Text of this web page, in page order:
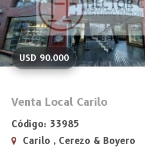
USD 90.000
Venta Local Carilo
Código: 33985
Carilo , Cerezo & Boyero